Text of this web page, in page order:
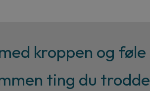
kroppen og føle
ting du trodde